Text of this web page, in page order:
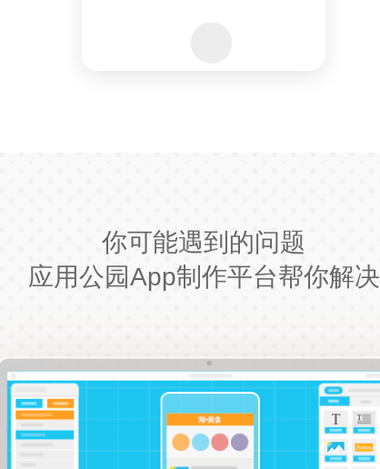
你可能遇到的问题
应用公园App制作平台帮你解决